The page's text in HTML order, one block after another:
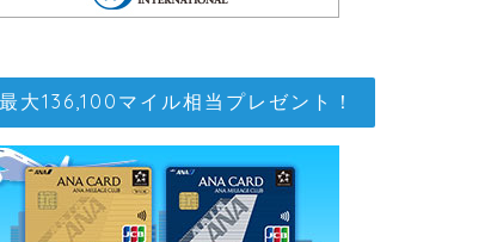
最大136,100マイル相当プレゼント！